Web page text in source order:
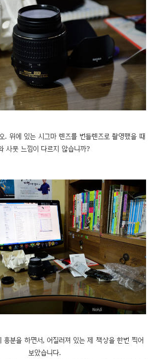
. 위에 있는 시그마 렌즈를 번들렌즈로 촬영했을 때
사뭇 느낌이 다르지 않습니까?
흥분을 하면서, 어질러져 있는 제 책상을 한번 찍어
보았습니다.